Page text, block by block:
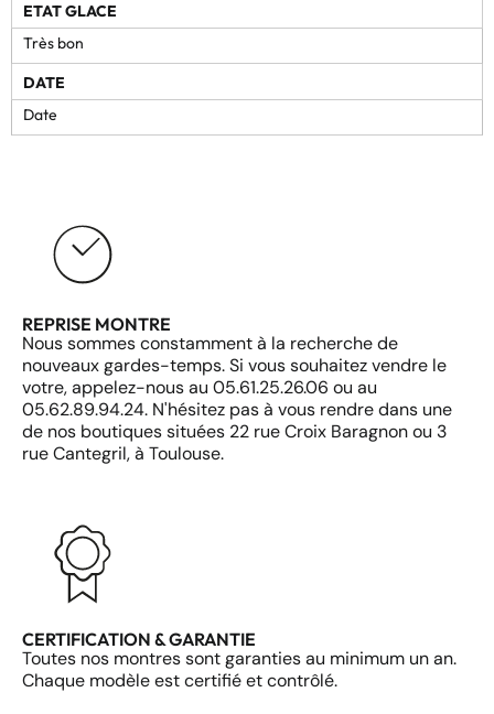
ETAT GLACE
Très bon
DATE
Date
REPRISE MONTRE
Nous sommes constamment à la recherche de
nouveaux gardes-temps. Si vous souhaitez vendre le
votre, appelez-nous au 05.61.25.26.06 ou au
05.62.89.94.24. N'hésitez pas à vous rendre dans une
de nos boutiques situées 22 rue Croix Baragnon ou 3
rue Cantegril, à Toulouse.
CERTIFICATION & GARANTIE
Toutes nos montres sont garanties au minimum un an.
Chaque modèle est certifié et contrôlé.